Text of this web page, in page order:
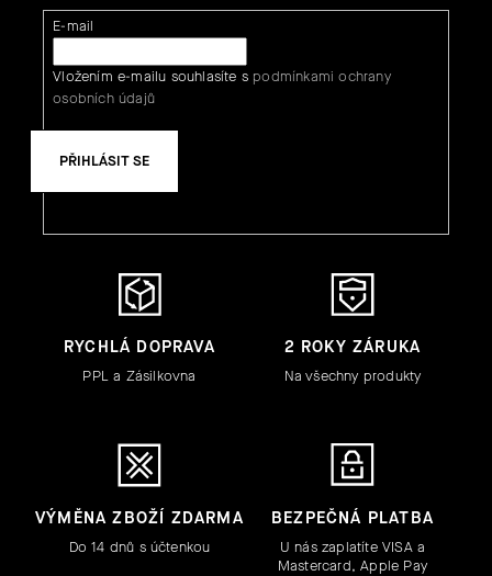
E-mail
Vložením e-mailu souhlasíte s podmínkami ochrany
osobních údajů
PŘIHLÁSIT SE
RYCHLÁ DOPRAVA
PPL a Zásilkovna
2 ROKY ZÁRUKA
Na všechny produkty
VÝMĚNA ZBOŽÍ ZDARMA
Do 14 dnů s účtenkou
BEZPEČNÁ PLATBA
U nás zaplatíte VISA a
Mastercard, Apple Pay